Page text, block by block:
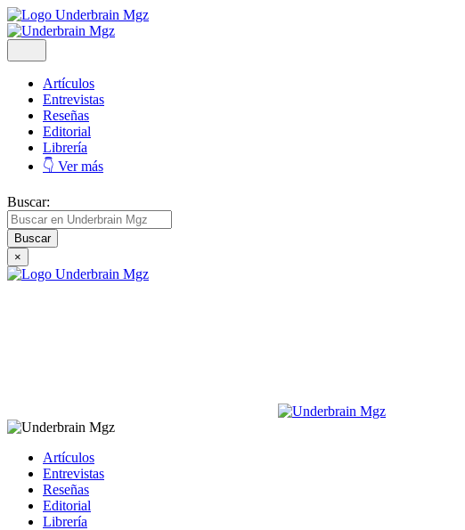
Artículos
Entrevistas
Reseñas
Editorial
Librería
👇 Ver más
Buscar:
×
Artículos
Entrevistas
Reseñas
Editorial
Librería